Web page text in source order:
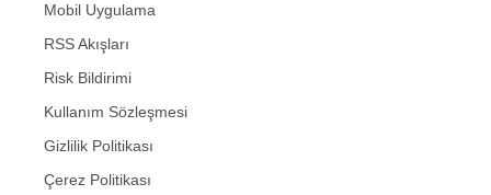
Mobil Uygulama
RSS Akışları
Risk Bildirimi
Kullanım Sözleşmesi
Gizlilik Politikası
Çerez Politikası